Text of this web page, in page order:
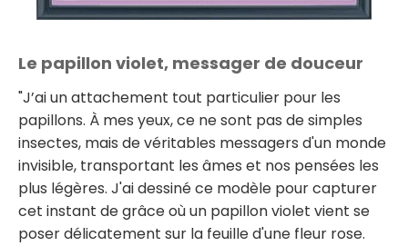
Le papillon violet, messager de douceur
"J’ai un attachement tout particulier pour les
papillons. À mes yeux, ce ne sont pas de simples
insectes, mais de véritables messagers d'un monde
invisible, transportant les âmes et nos pensées les
plus légères. J'ai dessiné ce modèle pour capturer
cet instant de grâce où un papillon violet vient se
poser délicatement sur la feuille d'une fleur rose.